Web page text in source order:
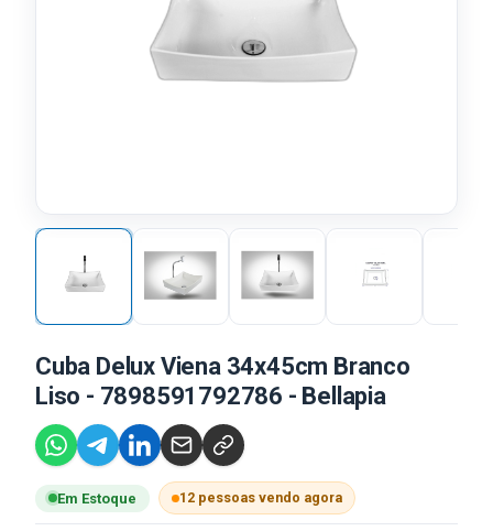
Cuba Delux Viena 34x45cm Branco
Liso - 7898591792786 - Bellapia
Em Estoque 12 pessoas vendo agora